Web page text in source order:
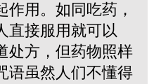
用。如同吃药，
直接服用就可以
处方，但药物照样
语虽然人们不懂得